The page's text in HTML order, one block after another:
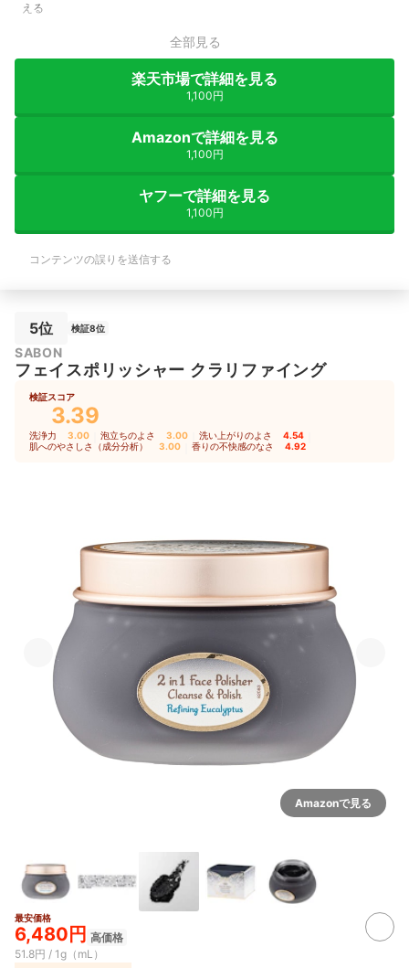
える
全部見る
楽天市場で詳細を見る
1,100円
Amazonで詳細を見る
1,100円
ヤフーで詳細を見る
1,100円
コンテンツの誤りを送信する
5位 検証8位
SABON
フェイスポリッシャー クラリファイング
検証スコア
3.39
洗浄力 3.00 泡立ちのよさ 3.00 洗い上がりのよさ 4.54
肌へのやさしさ（成分分析） 3.00 香りの不快感のなさ 4.92
Amazonで見る
最安価格
6,480円 高価格
51.8円 / 1g（mL）